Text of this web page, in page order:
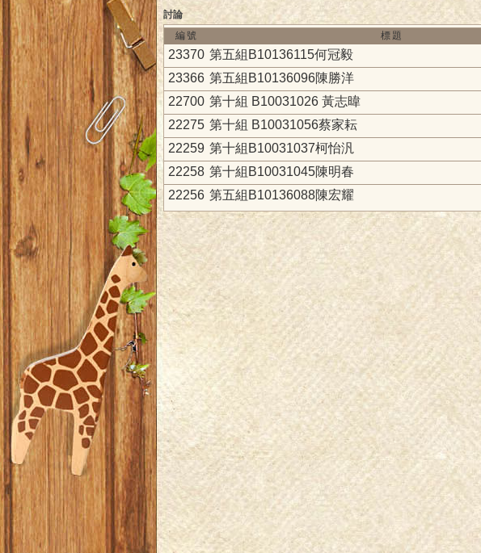
討論
編號 標題
23370 第五組B10136115何冠毅
23366 第五組B10136096陳勝洋
22700 第十組 B10031026 黃志暐
22275 第十組 B10031056蔡家耘
22259 第十組B10031037柯怡汎
22258 第十組B10031045陳明春
22256 第五組B10136088陳宏耀